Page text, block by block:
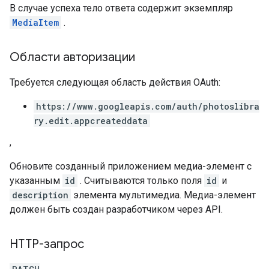
В случае успеха тело ответа содержит экземпляр
MediaItem .
Области авторизации
Требуется следующая область действия OAuth:
https://www.googleapis.com/auth/photoslibra
ry.edit.appcreateddata
,
Обновите созданный приложением медиа-элемент с
указанным id . Считываются только поля id и
description элемента мультимедиа. Медиа-элемент
должен быть создан разработчиком через API.
HTTP-запрос